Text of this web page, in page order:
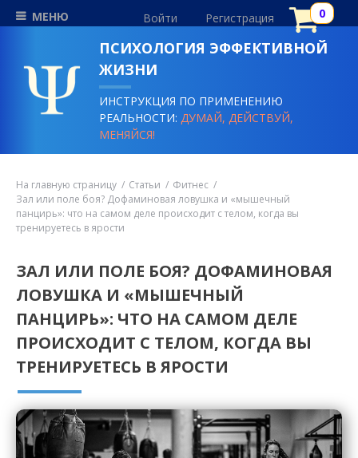
МЕНЮ Войти Регистрация
ПСИХОЛОГИЯ ЭФФЕКТИВНОЙ
ЖИЗНИ
ИНСТРУКЦИЯ ПО ПРИМЕНЕНИЮ
РЕАЛЬНОСТИ:ДУМАЙ, ДЕЙСТВУЙ,
МЕНЯЙСЯ!
На главную страницу Статьи
Фитнес
Зал или поле боя? Дофаминовая ловушка и «мышечный
панцирь»: что на самом деле происходит с телом, когда вы
тренируетесь в ярости
ЗАЛ ИЛИ ПОЛЕ БОЯ? ДОФАМИНОВАЯ
ЛОВУШКА И «МЫШЕЧНЫЙ
ПАНЦИРЬ»: ЧТО НА САМОМ ДЕЛЕ
ПРОИСХОДИТ С ТЕЛОМ, КОГДА ВЫ
ТРЕНИРУЕТЕСЬ В ЯРОСТИ